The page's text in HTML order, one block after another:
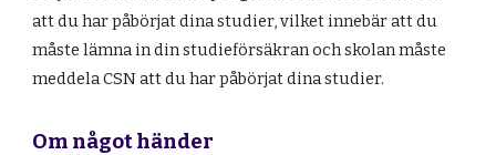
att du har påbörjat dina studier, vilket innebär att du
måste lämna in din studieförsäkran och skolan måste
meddela CSN att du har påbörjat dina studier.
Om något händer